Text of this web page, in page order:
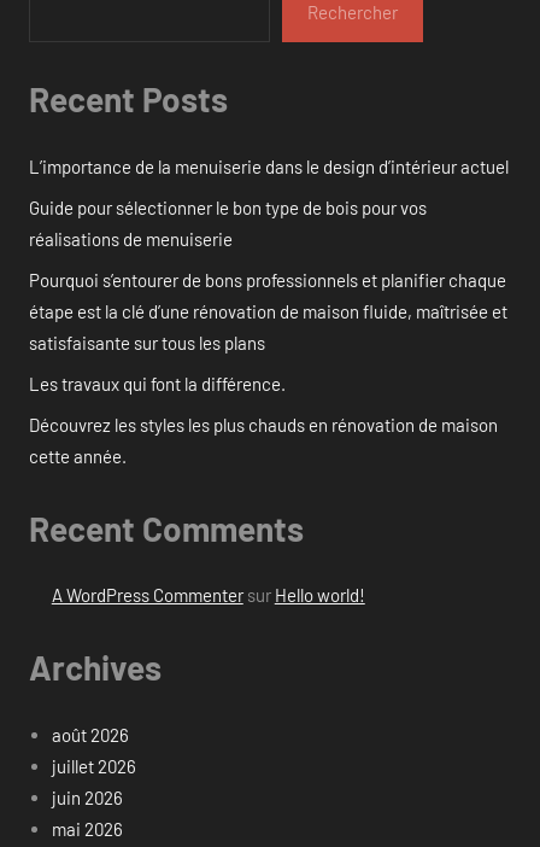
Rechercher
Recent Posts
L’importance de la menuiserie dans le design d’intérieur actuel
Guide pour sélectionner le bon type de bois pour vos
réalisations de menuiserie
Pourquoi s’entourer de bons professionnels et planifier chaque
étape est la clé d’une rénovation de maison fluide, maîtrisée et
satisfaisante sur tous les plans
Les travaux qui font la différence.
Découvrez les styles les plus chauds en rénovation de maison
cette année.
Recent Comments
A WordPress Commentersur Hello world!
Archives
août 2026
juillet 2026
juin 2026
mai 2026